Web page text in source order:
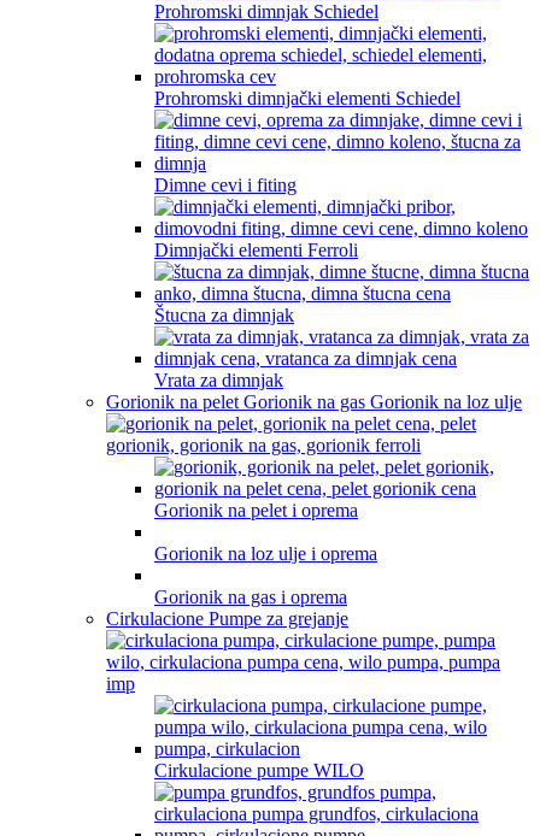
Prohromski dimnjak Schiedel
Prohromski dimnjački elementi Schiedel
Dimne cevi i fiting
Dimnjački elementi Ferroli
Štucna za dimnjak
Vrata za dimnjak
Gorionik na pelet Gorionik na gas Gorionik na loz ulje
Gorionik na pelet i oprema
Gorionik na loz ulje i oprema
Gorionik na gas i oprema
Cirkulacione Pumpe za grejanje
Cirkulacione pumpe WILO